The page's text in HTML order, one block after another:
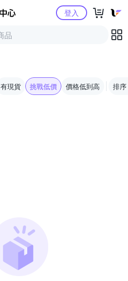
Yahoo購物中心登入
有現貨 挑戰低價 價格低到高 排序